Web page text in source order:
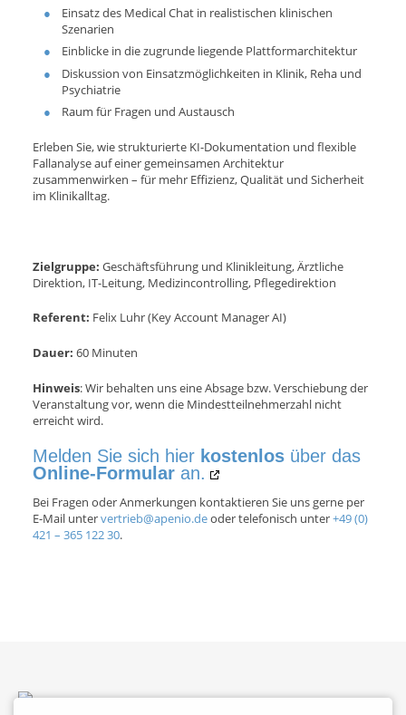
Einsatz des Medical Chat in realistischen klinischen
Szenarien
Einblicke in die zugrunde liegende Plattformarchitektur
Diskussion von Einsatzmöglichkeiten in Klinik, Reha und
Psychiatrie
Raum für Fragen und Austausch
Erleben Sie, wie strukturierte KI-Dokumentation und flexible
Fallanalyse auf einer gemeinsamen Architektur
zusammenwirken – für mehr Effizienz, Qualität und Sicherheit
im Klinikalltag.
Zielgruppe: Geschäftsführung und Klinikleitung, Ärztliche
Direktion, IT-Leitung, Medizincontrolling, Pflegedirektion
Referent: Felix Luhr (Key Account Manager AI)
Dauer: 60 Minuten
Hinweis: Wir behalten uns eine Absage bzw. Verschiebung der
Veranstaltung vor, wenn die Mindestteilnehmerzahl nicht
erreicht wird.
Melden Sie sich hier kostenlos über das
Online-Formularan.
Bei Fragen oder Anmerkungen kontaktieren Sie uns gerne per
E-Mail untervertrieb@apenio.deoder telefonisch unter+49 (0)
421 – 365 122 30.